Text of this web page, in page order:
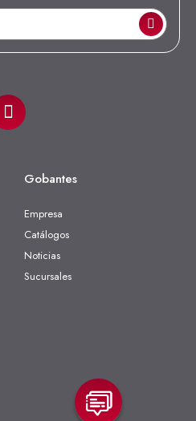
Gobantes
Empresa
Catálogos
Noticias
Sucursales